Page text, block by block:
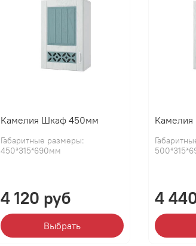
Камелия Шкаф 450мм
Габаритные размеры:
450*315*690мм
4 120 руб
Выбрать
4